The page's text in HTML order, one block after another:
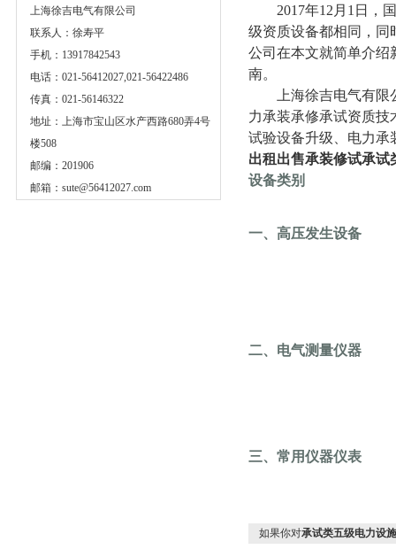
上海徐吉电气有限公司
联系人：徐寿平
手机：13917842543
电话：021-56412027,021-56422486
传真：021-56146322
地址：上海市宝山区水产西路680弄4号
楼508
邮编：201906
邮箱： sute@56412027.com
2017年12月1日，国
级资质设备都相同，同
公司在本文就简单介绍
南。
上海徐吉电气有限公
力承装承修承试资质
试验设备升级、电力承
出租出售承装修试承试
设备类别
一、高压发生设备
二、电气测量仪器
三、常用仪器仪表
如果你对承试类五级电力设